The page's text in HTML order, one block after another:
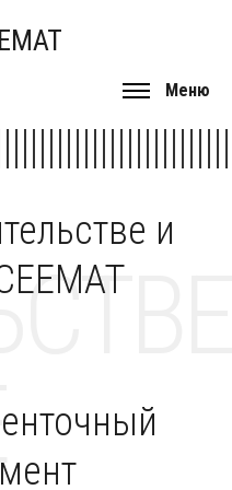
Меню
и